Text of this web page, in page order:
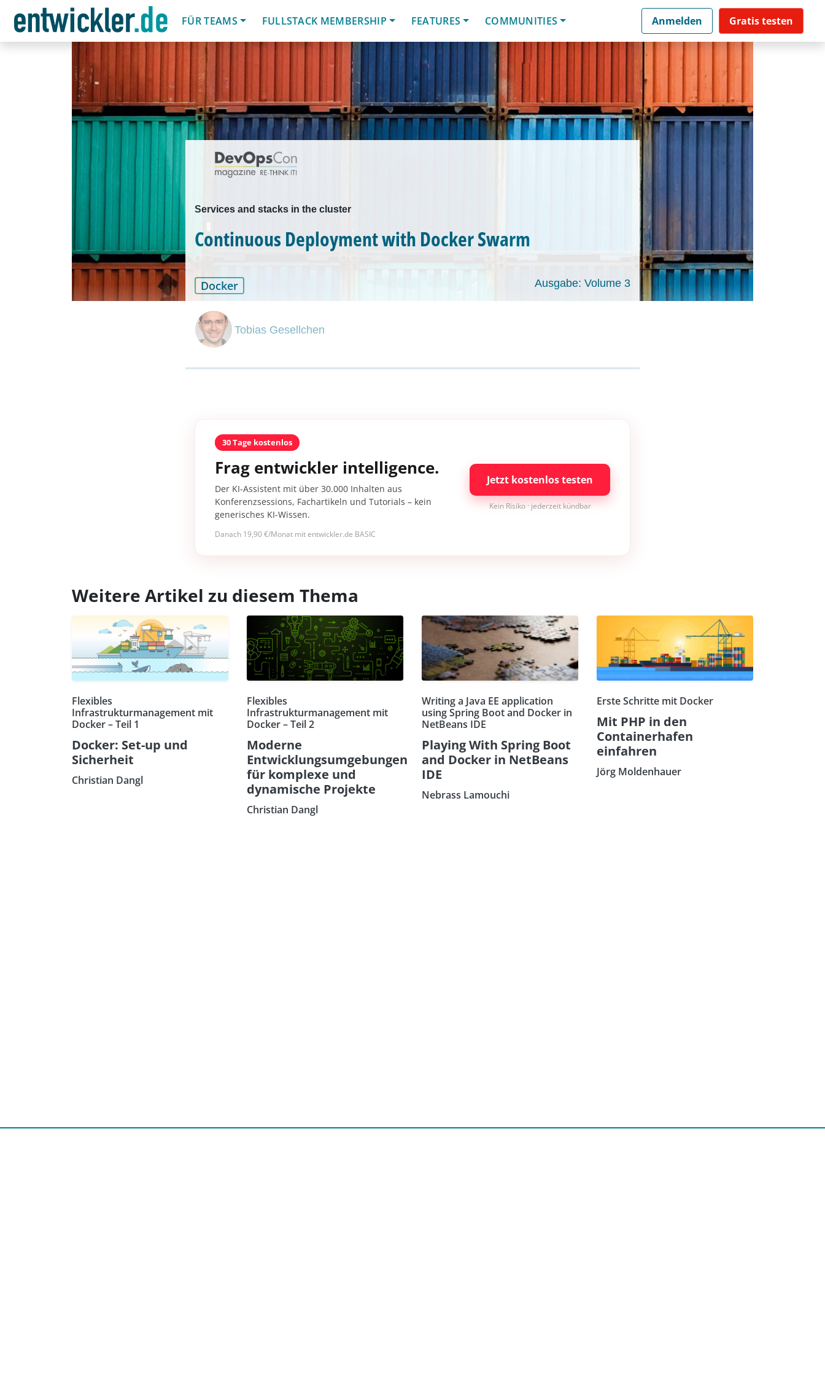
FÜR TEAMS
FULLSTACK MEMBERSHIP FEATURES COMMUNITIES Anmelden Gratis testen
Services and stacks in the cluster
Continuous Deployment with Docker Swarm
Docker Ausgabe: Volume 3
Tobias Gesellchen
30 Tage kostenlos
Frag entwickler intelligence.
Der KI-Assistent mit über 30.000 Inhalten aus
Konferenzsessions, Fachartikeln und Tutorials – kein
generisches KI-Wissen.
Danach 19,90 €/Monat mit entwickler.de BASIC
Jetzt kostenlos testen
Kein Risiko · jederzeit kündbar
Weitere Artikel zu diesem Thema
Flexibles
Infrastrukturmanagement mit
Docker – Teil 1
Docker: Set-up und
Sicherheit
Christian Dangl
Flexibles
Infrastrukturmanagement mit
Docker – Teil 2
Moderne
Entwicklungsumgebungen
für komplexe und
dynamische Projekte
Christian Dangl
Writing a Java EE application
using Spring Boot and Docker in
NetBeans IDE
Playing With Spring Boot
and Docker in NetBeans
IDE
Nebrass Lamouchi
Erste Schritte mit Docker
Mit PHP in den
Containerhafen
einfahren
Jörg Moldenhauer